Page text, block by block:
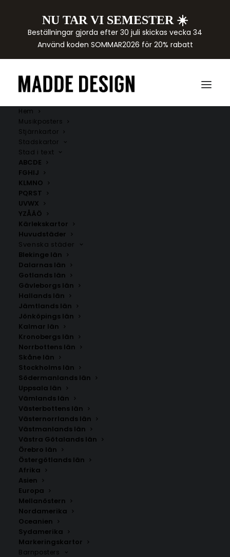
NU TAR VI SEMESTER ☀️
Beställningar gjorda efter 30 juli skickas vecka 34
Använd koden SOMMAR2026 för 20% rabatt
Hem
Musikposters
Stjärnkartor
Stadskartor
Stad i text
ABCDE
FGHIJ
KLMNO
PQRST
UVWX
YZÅÄÖ
Kärlekskartor
Huvudstäder
Svenska städer
Blekinge län
Dalarnas län
Gotlands län
Gävleborgs län
Hallands län
Jämtlands län
Jönköpings län
Kalmar län
Kronobergs län
Norrbottens län
Skåne län
Stockholms län
Södermanlands län
Uppsala län
Vämlands län
Västerbottens län
Västernorrlands län
Västmanlands län
Västra Götalands län
Örebro län
Östergötlands län
Afrika
Asien
Europa
Mellanöstern
Nordamerika
Oceanien
Sydamerika
Markeringskartor
Barnposters
Coffee Moment Poster
Storlek
229.00kr
En lugn och harmonisk poster med en kvinna som
njuter av en kopp kaffe. Perfekt för alla rum, finns i
flera storlekar.